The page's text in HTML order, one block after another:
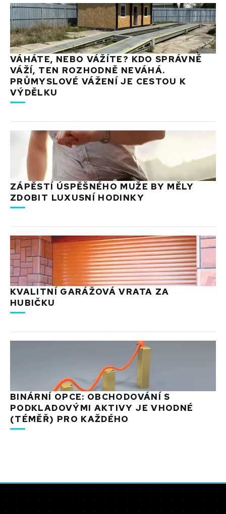
VÁHÁTE, NEBO VÁŽÍTE? KDO SPRÁVNĚ
VÁŽÍ, TEN ROZHODNĚ NEVÁHÁ.
PRŮMYSLOVÉ VÁŽENÍ JE CESTOU K
VÝDĚLKU
ZÁPĚSTÍ ÚSPĚŠNÉHO MUŽE BY MĚLY
ZDOBIT LUXUSNÍ HODINKY
KVALITNÍ GARÁŽOVÁ VRATA ZA
HUBIČKU
BINÁRNÍ OPCE: OBCHODOVÁNÍ S
PODKLADOVÝMI AKTIVY JE VHODNÉ
(TÉMĚŘ) PRO KAŽDÉHO